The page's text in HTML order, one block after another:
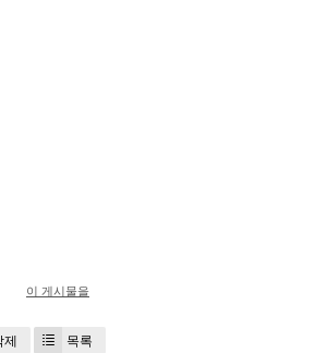
이 게시물을
제 목록